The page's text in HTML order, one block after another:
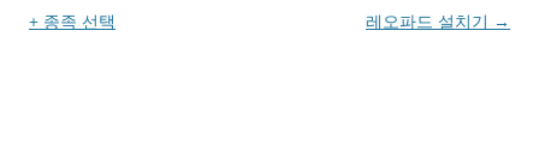
+ 종족 선택
레오파드 설치기 →